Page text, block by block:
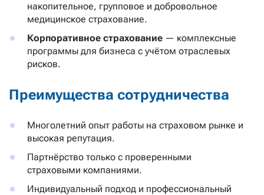
накопительное, групповое и добровольное
медицинское страхование.
Корпоративное страхование — комплексные
программы для бизнеса с учётом отраслевых
рисков.
Преимущества сотрудничества
Многолетний опыт работы на страховом рынке и
высокая репутация.
Партнёрство только с проверенными
страховыми компаниями.
Индивидуальный подход и профессиональный